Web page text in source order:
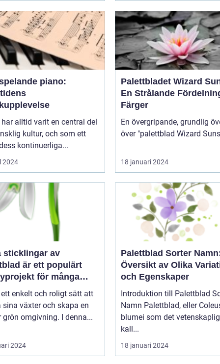
piano:
alltid varit en central del
kultur, och som ett
kontinuerliga...
2024
Palettbladet Wizard
En Strålande
Färger
En övergripande, grundlig
18 januari 2024
sticklingar av
är ett populärt
för många
enkelt och roligt sätt att
sina växter och skapa en
grön omgivning. I denna...
2024
Palettblad Sorter
Översikt av Olika
och Egenskaper
Introduktion till Palettblad
Namn Palettblad, eller Coleus
blumei som det
kall...
18 januari 2024